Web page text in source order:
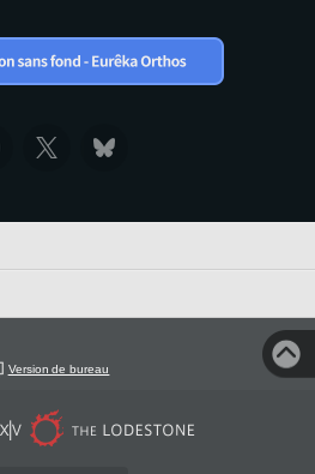
Version de bureau